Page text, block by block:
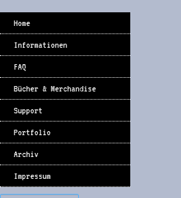
Home
Informationen
FAQ
Bücher & Merchandise
Support
Portfolio
Archiv
Impressum